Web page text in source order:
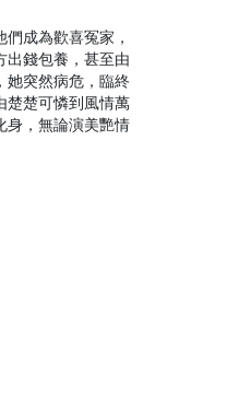
成為歡喜冤家，
出錢包養，甚至由
她突然病危，臨終
楚楚可憐到風情萬
身，無論演美艷情